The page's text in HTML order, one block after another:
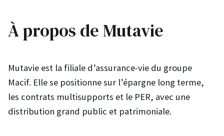
À propos de Mutavie
Mutavie est la filiale d’assurance-vie du groupe
Macif. Elle se positionne sur l’épargne long terme,
les contrats multisupports et le PER, avec une
distribution grand public et patrimoniale.